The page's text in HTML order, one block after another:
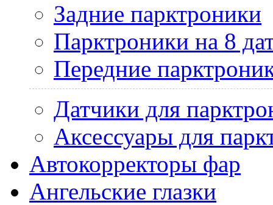
Задние парктроники
Парктроники на 8
Передние
Датчики для
Аксессуары для
Автокорректоры фар
Ангельские глазки